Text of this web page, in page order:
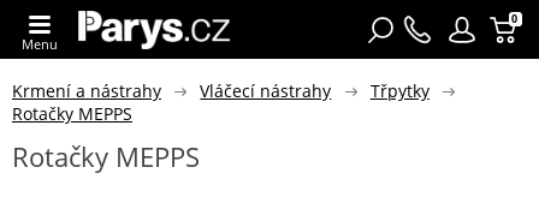
0
Menu
Krmení a nástrahy Vláčecí nástrahy
Třpytky
Rotačky MEPPS
Rotačky MEPPS